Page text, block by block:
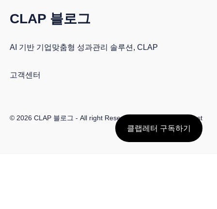
CLAP 블로그
AI 기반 기업맞춤형 성과관리 솔루션, CLAP
고객센터
© 2026 CLAP 블로그 - All right Reserved. Published with Ghost
클랩레터 구독하기